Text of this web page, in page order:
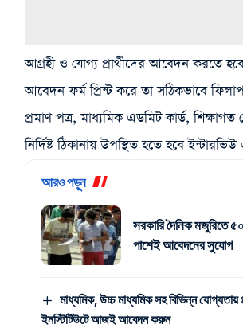
আগ্রহী ও যোগ্য প্রার্থীদের আবেদন করতে
আবেদন ফর্ম প্রিন্ট করে তা সঠিকভাবে
প্রমাণ পত্র, মাধ্যমিক এডমিট কার্ড,
নির্দিষ্ট ঠিকানায় উপস্থিত হতে হবে
আরও পড়ুন
সরকারি দৈনিক মজুরিতে
পাশেই আবেদনের সুযোগ
মাধ্যমিক, উচ্চ মাধ্যমিক সহ বিভিন্ন যোগ্যতায়
ইনস্টিটিউটে আজই আবেদন করুন